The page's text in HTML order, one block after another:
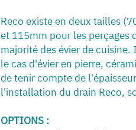
Reco existe en deux tailles
et 115mm pour les perçages
majorité des évier de cuisine.
le cas d'évier en pierre,
de tenir compte de
l'installation du drain Reco,
OPTIONS :